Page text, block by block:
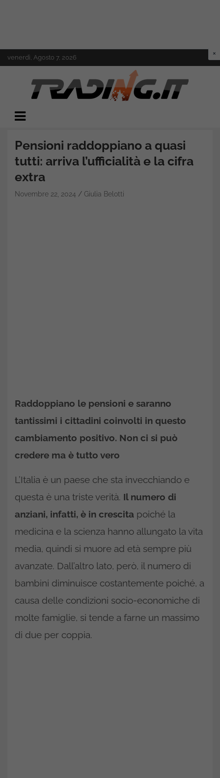
to
venerdì, Agosto 7, 2026
Trading.it
Pensioni raddoppiano a quasi
tutti: arriva l’ufficialità e la cifra
extra
Novembre 22, 2024 Giulia Belotti
Raddoppiano le pensioni e saranno
tantissimi i cittadini coinvolti in questo
cambiamento positivo. Non ci si può
credere ma è tutto vero
L’Italia è un paese che sta invecchiando e
questa è una triste verità. Il numero di
anziani, infatti, è in crescita poiché la
medicina e la scienza hanno allungato la vita
media, quindi si muore ad età sempre più
avanzate. Dall’altro lato, però, il numero di
bambini diminuisce costantemente poiché, a
causa delle condizioni socio-economiche di
molte famiglie, si tende a farne un massimo
di due per coppia.